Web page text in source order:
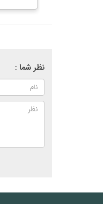
نظر شما :